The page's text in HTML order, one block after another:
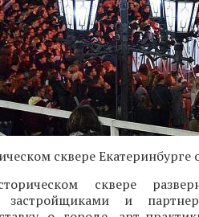
сквере Екатеринбурге
сквере
застройщиками и